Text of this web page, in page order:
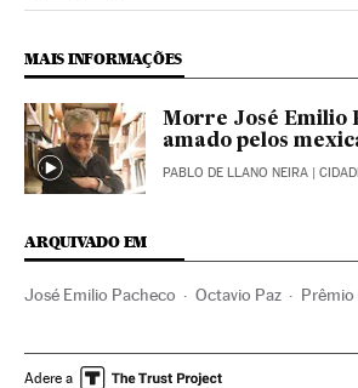
MAIS INFORMAÇÕES
Morre José Emilio
amado pelos
PABLO DE LLANO NEIRA |
ARQUIVADO EM
José Emilio Pacheco Octavio Paz Prêmio
Revistas México Prêmios cultura
Adere a